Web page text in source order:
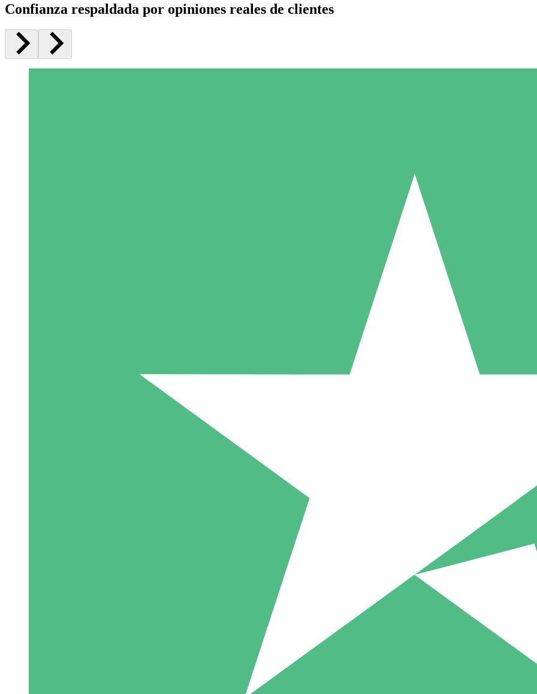
5 Descargas
15
Confianza respaldada por opiniones reales de clientes